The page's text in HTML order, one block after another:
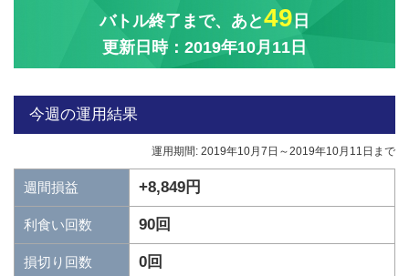
バトル終了まで、あと49 日
更新日時：2019年10月11日
今週の運用結果
運用期間: 2019年10月7日～2019年10月11日まで
週間損益 +8,849円
利食い回数 90回
損切り回数 0回